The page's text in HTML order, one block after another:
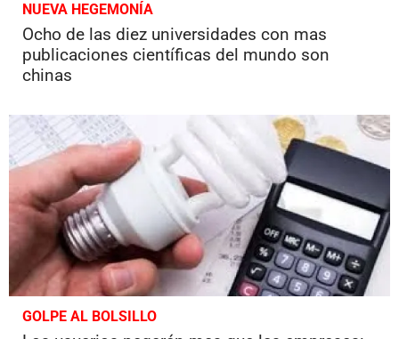
NUEVA HEGEMONÍA
Ocho de las diez universidades con mas
publicaciones científicas del mundo son
chinas
GOLPE AL BOLSILLO